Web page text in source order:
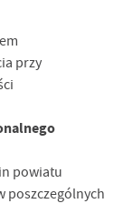
przy
powiatu
poszczególnych